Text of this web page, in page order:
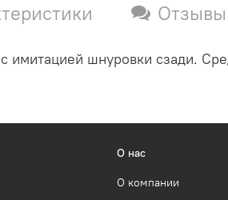
Отзывы
имитацией шнуровки сзади.
О нас
О компании